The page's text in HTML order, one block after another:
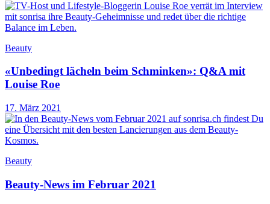
Beauty
«Unbedingt lächeln beim Schminken»: Q&A mit
Louise Roe
17. März 2021
Beauty
Beauty-News im Februar 2021